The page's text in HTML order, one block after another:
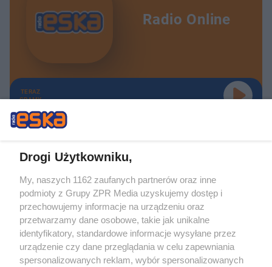
Radio Online
TERAZ
GRAMY
Żaden utwór zamieszczony w serwisie nie może być powielany i
rozpowszechniany lub dalej rozpowszechniany w jakikolwiek sposób (w
tym także elektroniczny lub mechaniczny) na jakimkolwiek polu
eksploatacji w jakiejkolwiek formie, włącznie z umieszczaniem w Internecie
bez pisemnej zgody właściciela praw. Jakiekolwiek użycie lub
wykorzystanie utworów w całości lub w części z naruszeniem prawa, tzn.
bez właściwej zgody, jest zabronione pod groźbą kary i może być ścigane
prawnie.
Drogi Użytkowniku,
My, naszych 1162 zaufanych partnerów oraz inne
podmioty z Grupy ZPR Media uzyskujemy dostęp i
przechowujemy informacje na urządzeniu oraz
przetwarzamy dane osobowe, takie jak unikalne
identyfikatory, standardowe informacje wysyłane przez
urządzenie czy dane przeglądania w celu zapewniania
spersonalizowanych reklam, wybór spersonalizowanych